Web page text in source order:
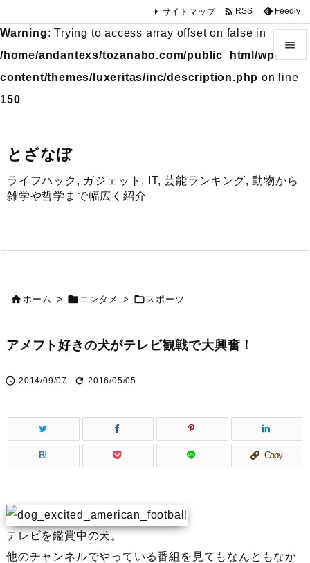
Warning: Trying to access array offset on false in
/home/andantexs/tozanabo.com/public_html/wp-
content/themes/luxeritas/inc/description.php on line
150
とざなぼ
ライフハック, ガジェット, IT, 芸能ランキング, 動物から
雑学や哲学まで幅広く紹介


前へ
サイトマップ  RSS Feedly
ホーム >  エンタメ >  スポーツ
アメフト好きの犬がテレビ観戦で大興奮！
 2014/09/07  2016/05/05
B! Copy
テレビを鑑賞中の犬。
他のチャンネルでやっている番組を見てもなんともなか